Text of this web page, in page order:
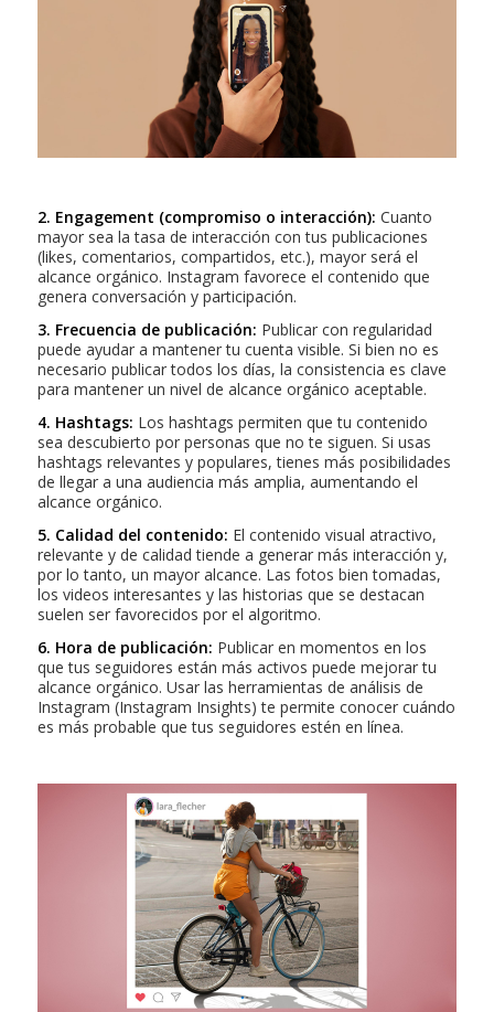
2. Engagement (compromiso o interacción): Cuanto
mayor sea la tasa de interacción con tus publicaciones
(likes, comentarios, compartidos, etc.), mayor será el
alcance orgánico. Instagram favorece el contenido que
genera conversación y participación.
3. Frecuencia de publicación: Publicar con regularidad
puede ayudar a mantener tu cuenta visible. Si bien no es
necesario publicar todos los días, la consistencia es clave
para mantener un nivel de alcance orgánico aceptable.
4. Hashtags: Los hashtags permiten que tu contenido
sea descubierto por personas que no te siguen. Si usas
hashtags relevantes y populares, tienes más posibilidades
de llegar a una audiencia más amplia, aumentando el
alcance orgánico.
5. Calidad del contenido: El contenido visual atractivo,
relevante y de calidad tiende a generar más interacción y,
por lo tanto, un mayor alcance. Las fotos bien tomadas,
los videos interesantes y las historias que se destacan
suelen ser favorecidos por el algoritmo.
6. Hora de publicación: Publicar en momentos en los
que tus seguidores están más activos puede mejorar tu
alcance orgánico. Usar las herramientas de análisis de
Instagram (Instagram Insights) te permite conocer cuándo
es más probable que tus seguidores estén en línea.